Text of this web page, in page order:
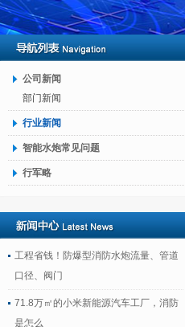
公司新闻
部门新闻
行业新闻
智能水炮常见问题
行军略
工程省钱！防爆型消防水炮流量、管道
口径、阀门
71.8万㎡的小米新能源汽车工厂，消防
是怎么